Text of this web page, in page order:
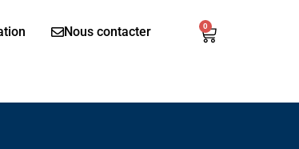
Nous contacter 0
Panier